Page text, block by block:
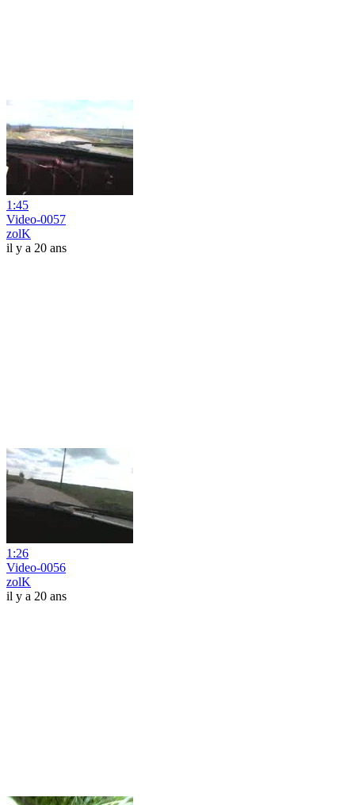
1:45
Video-0057
zolK
il y a 20 ans
1:26
Video-0056
zolK
il y a 20 ans